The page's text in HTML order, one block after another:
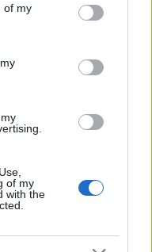
You may click to
its third-party tags to
in below Google
of my
of my
with the